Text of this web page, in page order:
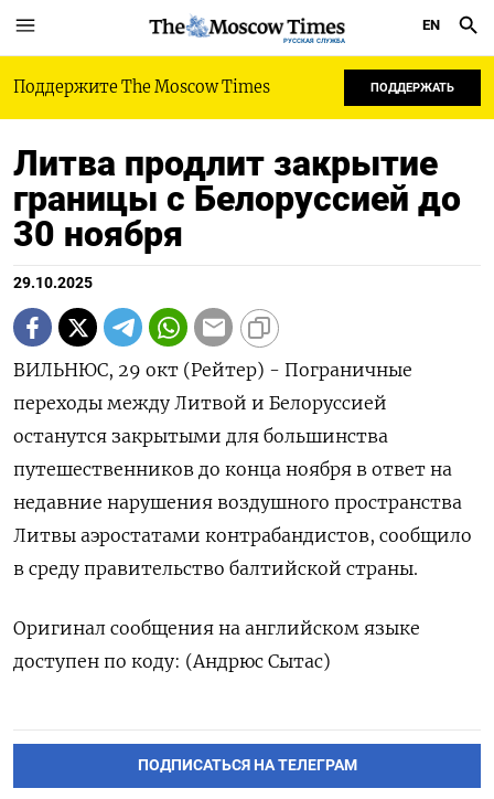
РУССКАЯ СЛУЖБА
EN
Поддержите The Moscow Times ПОДДЕРЖАТЬ
Литва продлит закрытие
границы с Белоруссией до
30 ноября
29.10.2025
ВИЛЬНЮС, 29 окт (Рейтер) - Пограничные
переходы между Литвой и Белоруссией
останутся закрытыми для большинства
путешественников до конца ноября в ответ на
недавние нарушения воздушного пространства
Литвы аэростатами контрабандистов, сообщило
в среду правительство балтийской страны.
Оригинал сообщения на английском языке
доступен по коду: (Андрюс Сытас)
ПОДПИСАТЬСЯ НА ТЕЛЕГРАМ